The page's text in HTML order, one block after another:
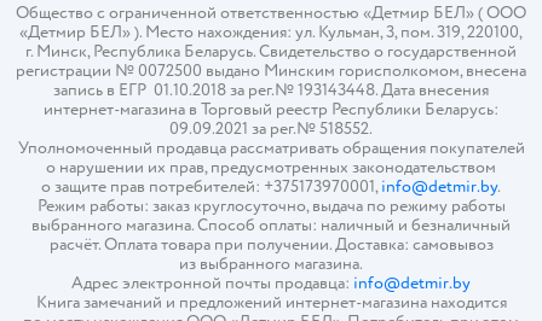
Общество с ограниченной ответственностью «Детмир БЕЛ» ( ООО
«Детмир БЕЛ» ). Место нахождения: ул. Кульман, 3, пом. 319, 220100,
г. Минск, Республика Беларусь. Свидетельство о государственной
регистрации № 0072500 выдано Минским горисполкомом, внесена
запись в ЕГР 01.10.2018 за рег.№ 193143448. Дата внесения
интернет-магазина в Торговый реестр Республики Беларусь:
09.09.2021 за рег.№ 518552.
Уполномоченный продавца рассматривать обращения покупателей
о нарушении их прав, предусмотренных законодательством
о защите прав потребителей: +375173970001,info@detmir.by.
Режим работы: заказ круглосуточно, выдача по режиму работы
выбранного магазина. Способ оплаты: наличный и безналичный
расчёт. Оплата товара при получении. Доставка: самовывоз
из выбранного магазина.
Адрес электронной почты продавца: info@detmir.by
Книга замечаний и предложений интернет-магазина находится